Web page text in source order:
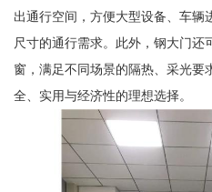
出通行空间，方便大型设备、车辆
尺寸的通行需求。此外，钢大门还
窗，满足不同场景的隔热、采光要
全、实用与经济性的理想选择。